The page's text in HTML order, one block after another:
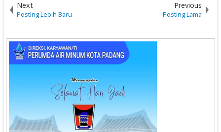
Next
Posting Lebih Baru
Previous
Posting Lama